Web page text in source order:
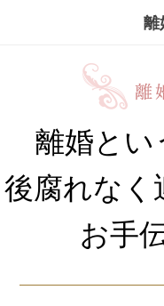
離
離婚とい
後腐れなく
お手